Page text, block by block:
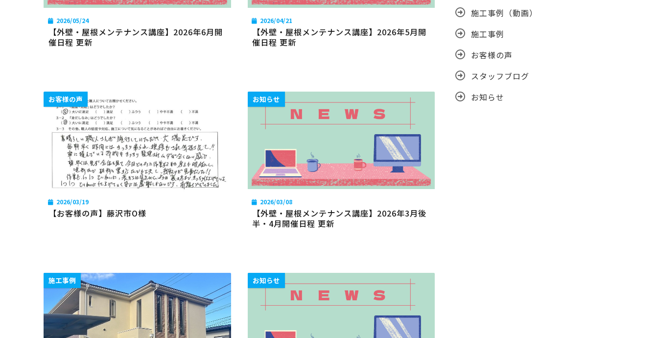
2026/05/24
【外壁・屋根メンテナンス講座】2026年6月開
催日程 更新
2026/04/21
【外壁・屋根メンテナンス講座】2026年5月開
催日程 更新
お客様の声
2026/03/19
【お客様の声】藤沢市O様
お知らせ
2026/03/08
【外壁・屋根メンテナンス講座】2026年3月後
半・4月開催日程 更新
施工事例 お知らせ
施工事例（動画）
施工事例
お客様の声
スタッフブログ
お知らせ